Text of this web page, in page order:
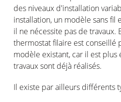
des niveaux d'installation
installation, un modèle sans fil
il ne nécessite pas de travaux.
thermostatfilaire est conseillé
modèle existant, car il est plus
travauxsont déjà réalisés.
Il existe parailleurs différents